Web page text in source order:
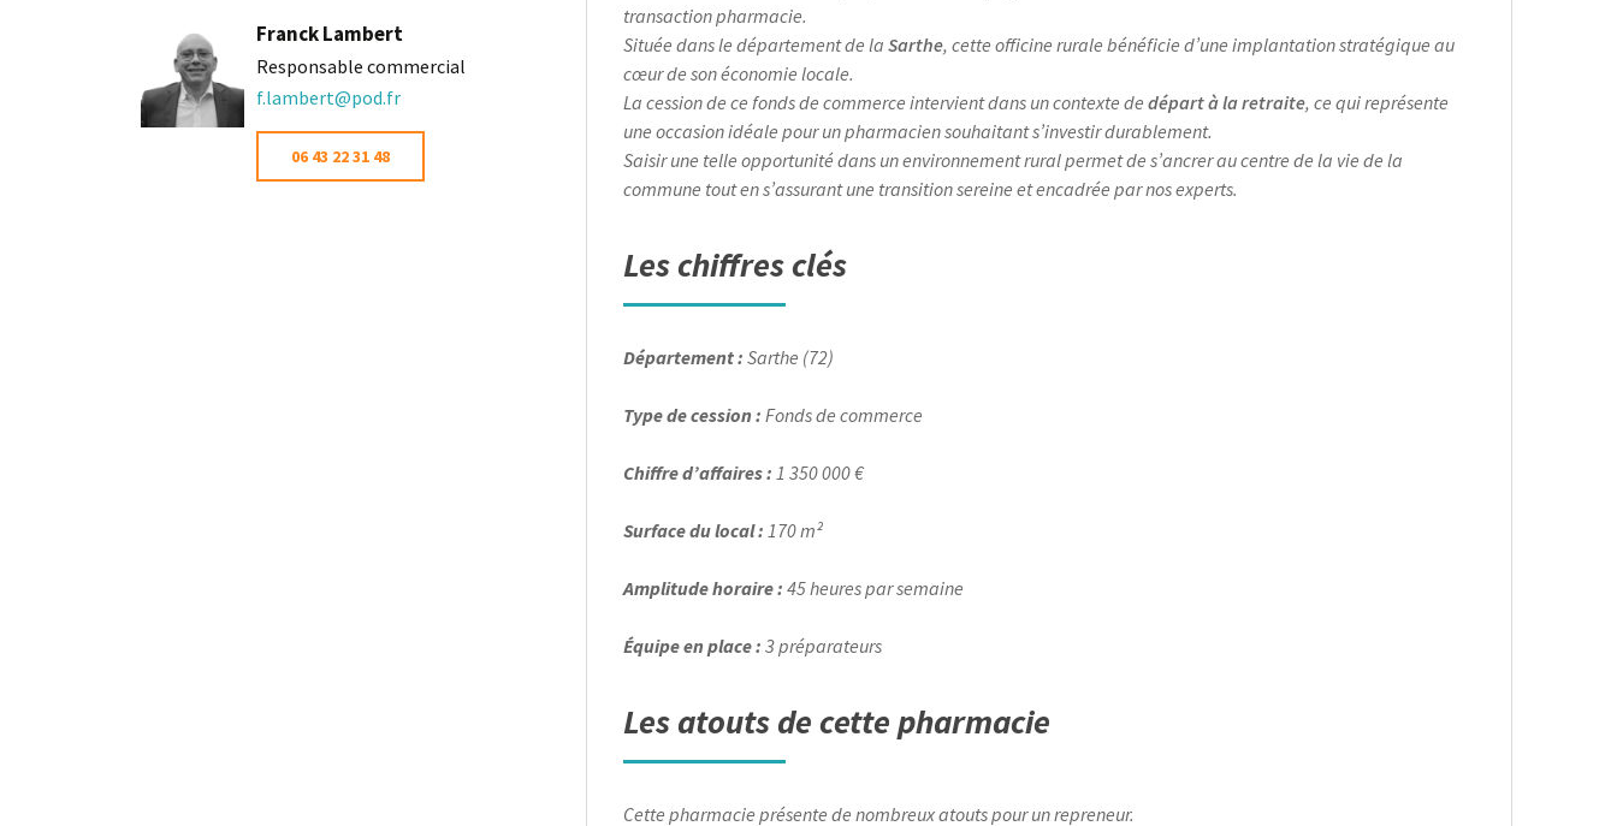
Franck Lambert
Responsable commercial
f.lambert@pod.fr
06 43 22 31 48
transaction pharmacie.
Située dans le département de la Sarthe, cette officine rurale bénéficie d’une implantation stratégique au
cœur de son économie locale.
La cession de ce fonds de commerce intervient dans un contexte de départ à la retraite, ce qui représente
une occasion idéale pour un pharmacien souhaitant s’investir durablement.
Saisir une telle opportunité dans un environnement rural permet de s’ancrer au centre de la vie de la
commune tout en s’assurant une transition sereine et encadrée par nos experts.
Les chiffres clés
Département : Sarthe (72)
Type de cession : Fonds de commerce
Chiffre d’affaires : 1 350 000 €
Surface du local : 170 m²
Amplitude horaire : 45 heures par semaine
Équipe en place : 3 préparateurs
Les atouts de cette pharmacie
Cette pharmacie présente de nombreux atouts pour un repreneur.